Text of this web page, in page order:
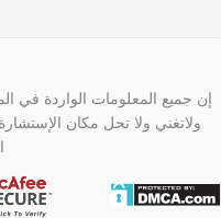
إن جميع المعلومات الواردة في
ولاتغني ولا تحل مكان